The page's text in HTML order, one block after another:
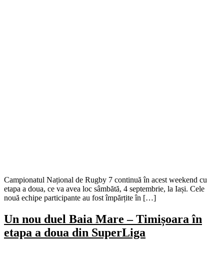
Campionatul Național de Rugby 7 continuă în acest weekend cu
etapa a doua, ce va avea loc sâmbătă, 4 septembrie, la Iași. Cele
nouă echipe participante au fost împărțite în […]
Un nou duel Baia Mare – Timișoara în
etapa a doua din SuperLiga